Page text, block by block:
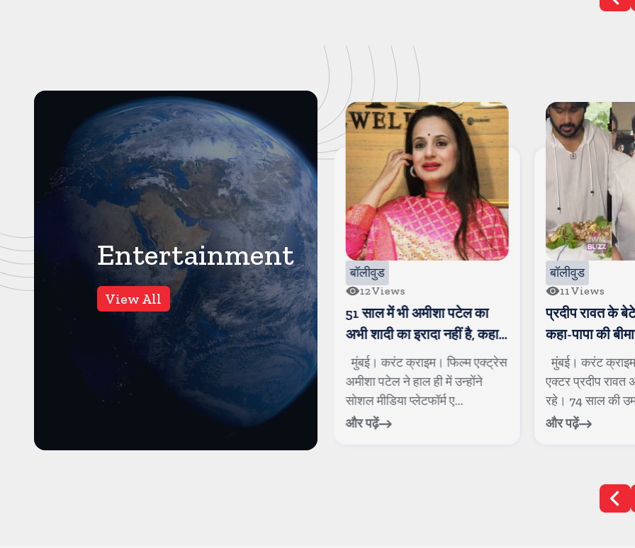
Entertainment
View All
बॉलीवुड
13 Views
खाने की टेबिल पर आम्रपाली और
निरहुआ में हुई भिडंत, काजल ने
कहा, अब इज्जत नहीं करूंगी
मुंबई। करंट क्राइम। भोजपुरी बवाल
के हालिया एपिसोड में डिनर टेबल पर
काफी हंगामा देखने को मिला ...
बॉलीवुड
12Views
51 साल में भी अमीशा पटेल का
अभी शादी का इरादा नहीं है, कहा-
अपनी शर्तों को बदलने की इजाजत
नहीं दे सकती है
मुंबई। करंट क्राइम। फिल्म एक्ट्रेस
अमीशा पटेल ने हाल ही में उन्होंने
सोशल मीडिया प्लेटफॉर्म ए...
और पढ़ें
बॉलीवुड
11Views
प्रदीप रावत के बेटे
कहा-पापा की
बजाय बढ़ती गई
मुंबई। करंट
एक्टर प्रदीप रावत
रहे। 74 साल की
और पढ़ें